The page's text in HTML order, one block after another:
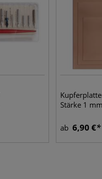
Stärke 1
ab 6,90 €